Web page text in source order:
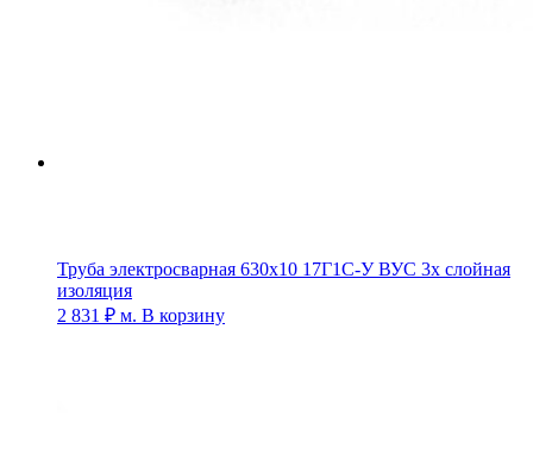
Труба электросварная 630х10 17Г1С-У ВУС 3х слойная
изоляция
2 831 ₽ м. В корзину